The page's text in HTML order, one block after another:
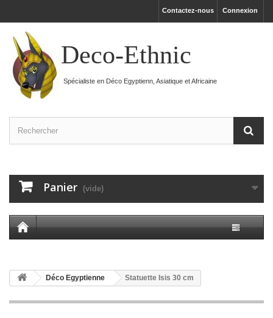
Connexion
Contactez-nous
Deco-Ethnic
Spécialiste en Déco Egyptienn, Asiatique et Africaine
Panier (vide)
Déco Egyptienne Statuette Isis 30 cm